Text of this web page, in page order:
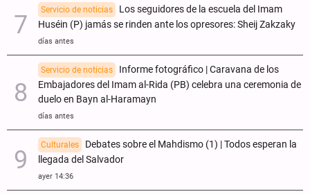
Servicio de noticias
Los seguidores de la escuela del Imam
Huséin (P) jamás se rinden ante los opresores: Sheij Zakzaky
días antes
Servicio de noticias
Informe fotográfico | Caravana de los
Embajadores del Imam al-Rida (PB) celebra una ceremonia de
duelo en Bayn al-Haramayn
días antes
Culturales
Debates sobre el Mahdismo (1) | Todos esperan la
llegada del Salvador
ayer 14:36